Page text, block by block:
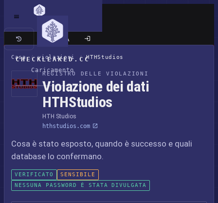
CHECKLEAKED.CC
Caricamento
Sito classico
Casa / violazioni / HTHStudios
REGISTRO DELLE VIOLAZIONI
Violazione dei dati
HTHStudios
HTH Studios
hthstudios.com
Cosa è stato esposto, quando è successo e quali
database lo confermano.
VERIFICATO
SENSIBILE
NESSUNA PASSWORD È STATA DIVULGATA